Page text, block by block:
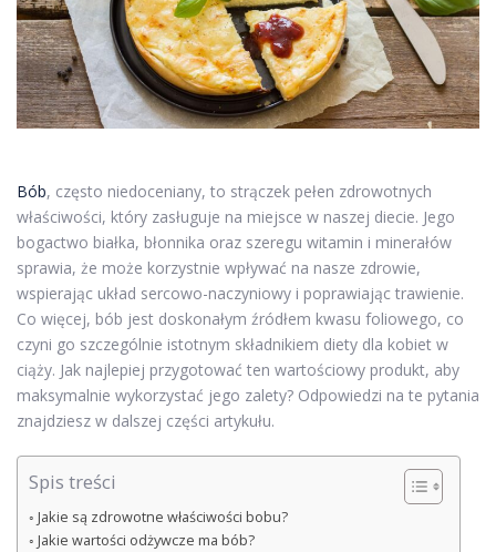
Bób, często niedoceniany, to strączek pełen zdrowotnych
właściwości, który zasługuje na miejsce w naszej diecie. Jego
bogactwo białka, błonnika oraz szeregu witamin i minerałów
sprawia, że może korzystnie wpływać na nasze zdrowie,
wspierając układ sercowo-naczyniowy i poprawiając trawienie.
Co więcej, bób jest doskonałym źródłem kwasu foliowego, co
czyni go szczególnie istotnym składnikiem diety dla kobiet w
ciąży. Jak najlepiej przygotować ten wartościowy produkt, aby
maksymalnie wykorzystać jego zalety? Odpowiedzi na te pytania
znajdziesz w dalszej części artykułu.
Spis treści
Jakie są zdrowotne właściwości bobu?
Jakie wartości odżywcze ma bób?